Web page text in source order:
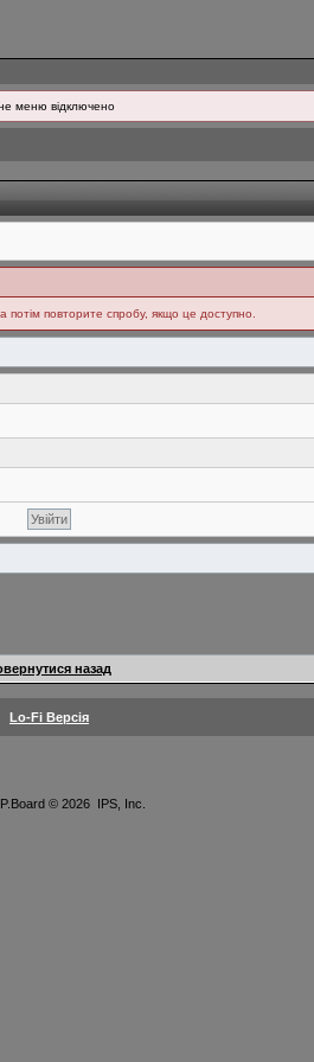
меню відключено
повторите спробу, якщо це доступно.
назад
Lo-Fi Версія
© 2026 IPS, Inc